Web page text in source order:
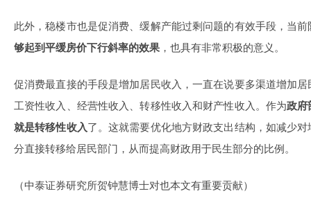
此外，稳楼市也是促消费、缓解产能过剩问题的有效手段，当
够起到平缓房价下行斜率的效果 ，也具有非常积极的意义。
促消费最直接的手段是增加居民收入，一直在说要多渠道增加
工资性收入、经营性收入、转移性收入和财产性收入。作为政府
就是转移性收入了。这就需要优化地方财政支出结构，如减少
分直接转移给居民部门，从而提高财政用于民生部分的比例。
（中泰证券研究所贺钟慧博士对也本文有重要贡献）